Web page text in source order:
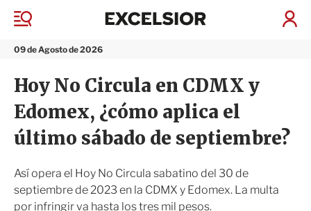
M
n
09 de Agosto de 2026
I
e
x
s
i
r
Hoy No Circula en CDMX y
Edomex, ¿cómo aplica el
último sábado de septiembre?
Así opera el Hoy No Circula sabatino del 30 de
septiembre de 2023 en la CDMX y Edomex. La multa
por infringir va hasta los tres mil pesos.